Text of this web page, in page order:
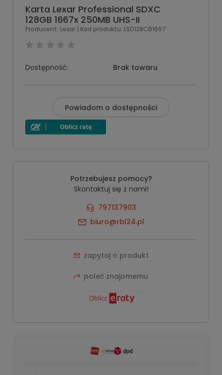
Karta Lexar Professional SDXC
128GB 1667x 250MB UHS-II
Producent: Lexar | Kod produktu: LSD128CB1667
Dostępność: Brak towaru
Powiadom o dostępności
Potrzebujesz pomocy?
Skontaktuj się z nami!
797137903
biuro@rbl24.pl
zapytaj o produkt
poleć znajomemu